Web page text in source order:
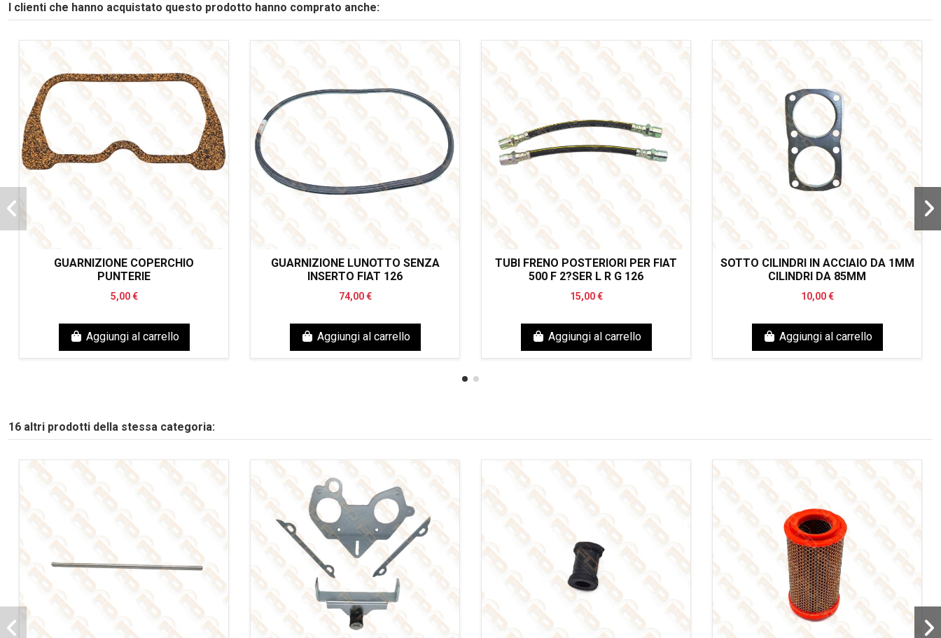
I clienti che hanno acquistato questo prodotto hanno comprato anche:
GUARNIZIONE COPERCHIO
PUNTERIE
5,00 €
Aggiungi al carrello
GUARNIZIONE LUNOTTO SENZA
INSERTO FIAT 126
74,00 €
Aggiungi al carrello
TUBI FRENO POSTERIORI PER FIAT
500 F 2?SER L R G 126
15,00 €
Aggiungi al carrello
SOTTO CILINDRI IN ACCIAIO DA 1MM
CILINDRI DA 85MM
10,00 €
Aggiungi al carrello
16 altri prodotti della stessa categoria: